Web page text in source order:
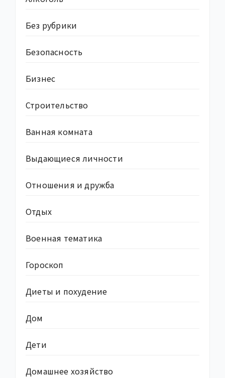
Без рубрики
Безопасность
Бизнес
Строительство
Ванная комната
Выдающиеся личности
Отношения и дружба
Отдых
Военная тематика
Гороскоп
Диеты и похудение
Дом
Дети
Домашнее хозяйство